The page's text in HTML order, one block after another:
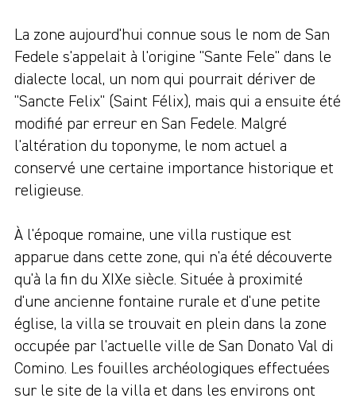
La zone aujourd'hui connue sous le nom de San
Fedele s'appelait à l'origine "Sante Fele" dans le
dialecte local, un nom qui pourrait dériver de
"Sancte Felix" (Saint Félix), mais qui a ensuite été
modifié par erreur en San Fedele. Malgré
l'altération du toponyme, le nom actuel a
conservé une certaine importance historique et
religieuse.
À l'époque romaine, une villa rustique est
apparue dans cette zone, qui n'a été découverte
qu'à la fin du XIXe siècle. Située à proximité
d'une ancienne fontaine rurale et d'une petite
église, la villa se trouvait en plein dans la zone
occupée par l'actuelle ville de San Donato Val di
Comino. Les fouilles archéologiques effectuées
sur le site de la villa et dans les environs ont